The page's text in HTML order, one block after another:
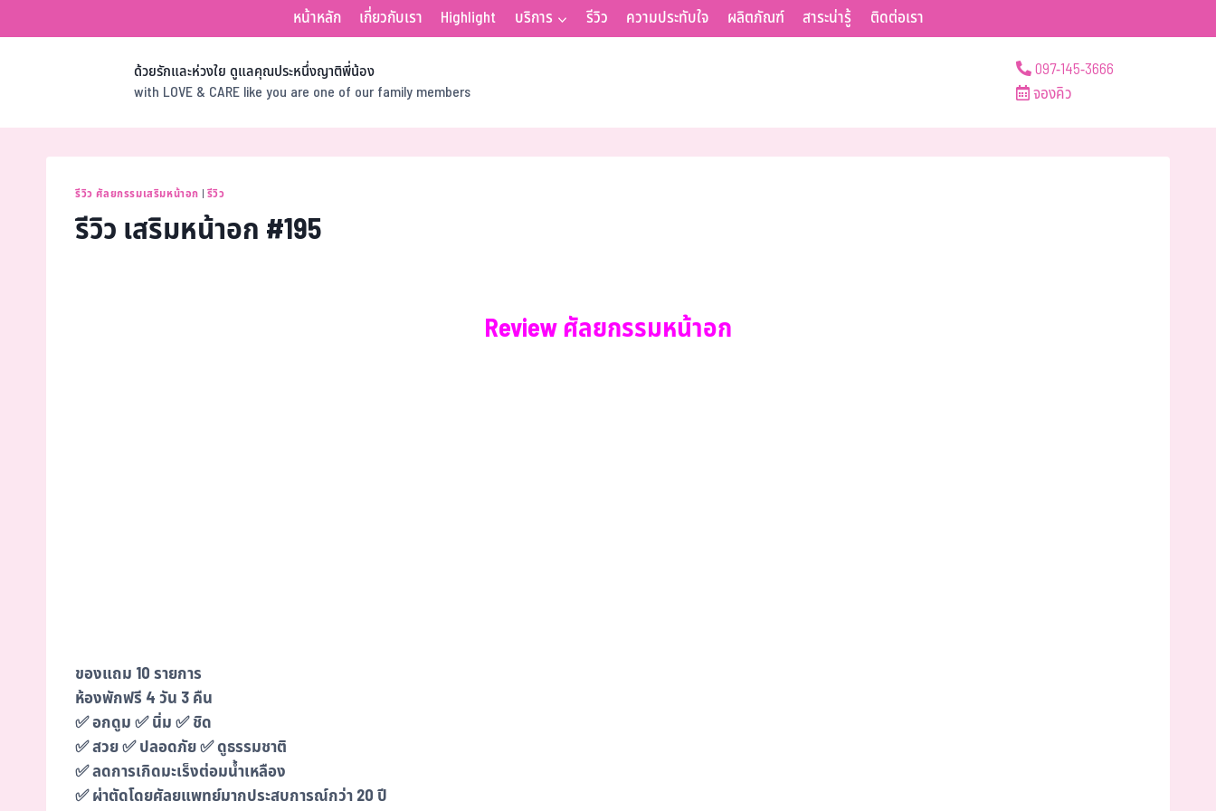
หน้าหลัก เกี่ยวกับเรา Highlight บริการ รีวิว ความประทับใจ ผลิตภัณฑ์ สาระน่ารู้ ติดต่อเรา
ด้วยรักและห่วงใย ดูแลคุณประหนึ่งญาติพี่น้อง
with LOVE & CARE like you are one of our family members
097-145-3666
จองคิว
รีวิว ศัลยกรรมเสริมหน้าอก | รีวิว
รีวิว เสริมหน้าอก #195
Review ศัลยกรรมหน้าอก
ของแถม 10 รายการ
ห้องพักฟรี 4 วัน 3 คืน
✅ อกดูม ✅ นิ่ม ✅ ชิด
✅ สวย ✅ ปลอดภัย ✅ ดูธรรมชาติ
✅ ลดการเกิดมะเร็งต่อมน้ำเหลือง
✅ ผ่าตัดโดยศัลยแพทย์มากประสบการณ์กว่า 20 ปี